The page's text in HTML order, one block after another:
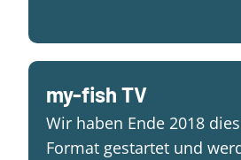
my-fish TV
Wir haben Ende 2018
Format gestartet und